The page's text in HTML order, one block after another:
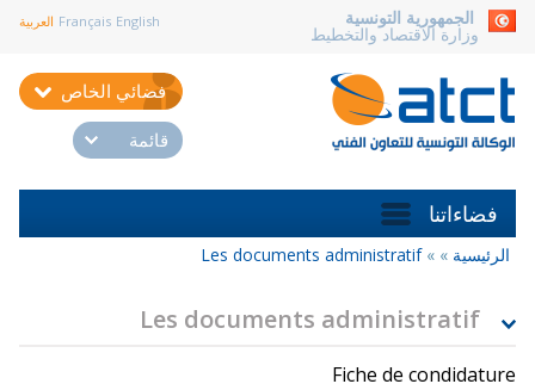
الجمهورية التونسية
وزارة الاقتصاد والتخطيط
Français English العربية
فضائي الخاص
قائمة
فضاءاتنا
أنت
الرئيسية »
»
Les documents administratif
Les documents administratif
Fiche de condidature